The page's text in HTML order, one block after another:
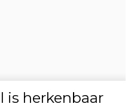
is herkenbaar